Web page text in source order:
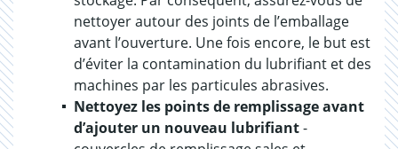
nettoyer autour des joints de l’emballage
avant l’ouverture. Une fois encore, le but est
d’éviter la contamination du lubrifiant et des
machines par les particules abrasives.
Nettoyez les points de remplissage avant
d’ajouter un nouveau lubrifiant-